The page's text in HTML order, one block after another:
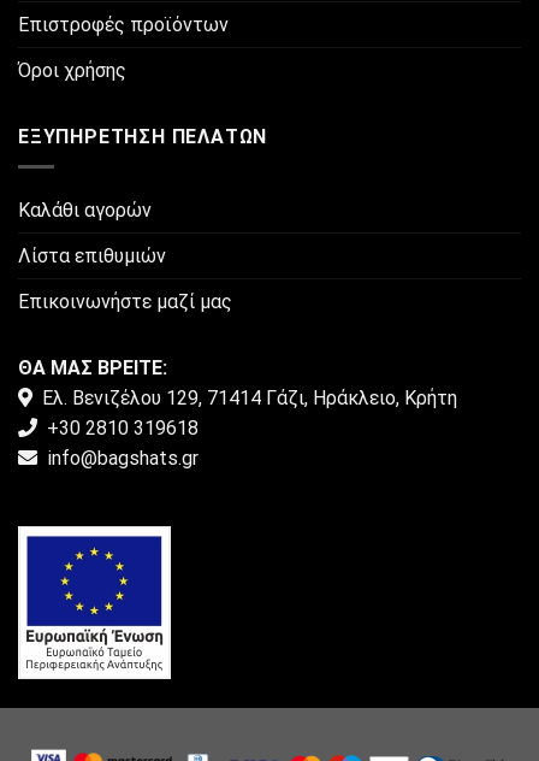
στη
σελίδα
Επιστροφές προϊόντων
Όροι χρήσης
ΕΞΥΠΗΡΈΤΗΣΗ ΠΕΛΑΤΏΝ
Καλάθι αγορών
Λίστα επιθυμιών
Επικοινωνήστε μαζί μας
ΘΑ ΜΑΣ ΒΡΕΙΤΕ:
Ελ. Βενιζέλου 129, 71414 Γάζι, Ηράκλειο, Κρήτη
+30 2810 319618
info@bagshats.gr